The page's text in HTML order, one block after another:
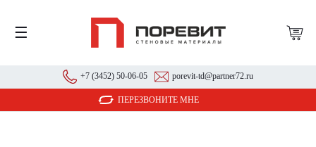
☰
+7 (3452) 50-06-05 porevit-td@partner72.ru
ПЕРЕЗВОНИТЕ МНЕ